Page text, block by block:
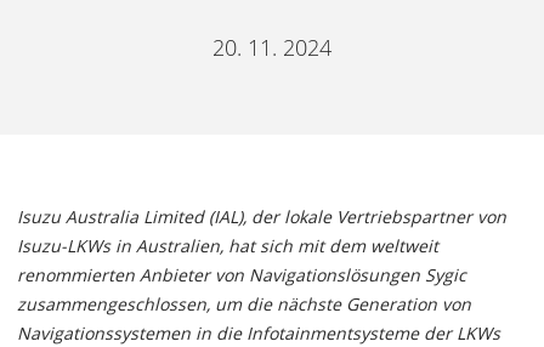
20. 11. 2024
Isuzu Australia Limited (IAL), der lokale Vertriebspartner von
Isuzu-LKWs in Australien, hat sich mit dem weltweit
renommierten Anbieter von Navigationslösungen Sygic
zusammengeschlossen, um die nächste Generation von
Navigationssystemen in die Infotainmentsysteme der LKWs